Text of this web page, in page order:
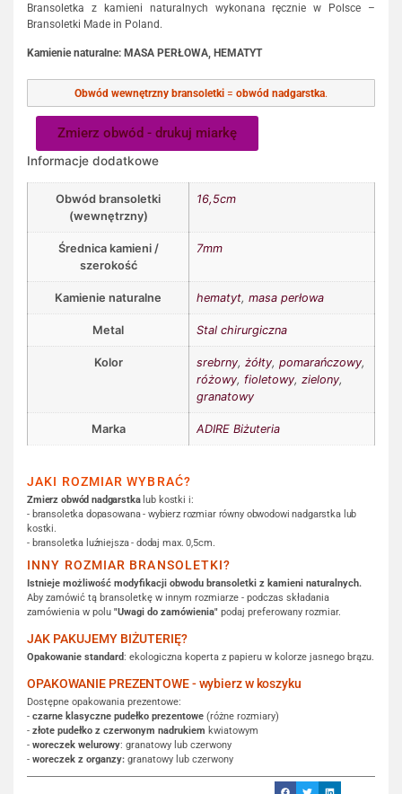
Bransoletka z kamieni naturalnych wykonana ręcznie w Polsce –
Bransoletki Made in Poland.
Kamienie naturalne: MASA PERŁOWA, HEMATYT
Obwód wewnętrzny bransoletki = obwód nadgarstka.
Zmierz obwód - drukuj miarkę
Informacje dodatkowe
Obwód bransoletki
(wewnętrzny)
16,5cm
Średnica kamieni /
szerokość
7mm
Kamienie naturalne hematyt, masa perłowa
Metal Stal chirurgiczna
Kolor srebrny, żółty, pomarańczowy,
różowy, fioletowy, zielony,
granatowy
Marka ADIRE Biżuteria
JAKI ROZMIAR WYBRAĆ?
Zmierz obwód nadgarstkalub kostki i:
- bransoletka dopasowana - wybierz rozmiar równy obwodowi nadgarstka lub
kostki.
- bransoletka luźniejsza - dodaj max. 0,5cm.
INNY ROZMIAR BRANSOLETKI?
Istnieje możliwość modyfikacji obwodu bransoletki z kamieni naturalnych.
Aby zamówić tą bransoletkę w innym rozmiarze - podczas składania
zamówienia w polu "Uwagi do zamówienia" podaj preferowany rozmiar.
JAK PAKUJEMY BIŻUTERIĘ?
Opakowanie standard: ekologiczna koperta z papieru w kolorze jasnego brązu.
OPAKOWANIE PREZENTOWE - wybierz w koszyku
Dostępne opakowania prezentowe:
- czarne klasyczne pudełko prezentowe (różne rozmiary)
- złote pudełko z czerwonym nadrukiem kwiatowym
- woreczek welurowy: granatowy lub czerwony
- woreczek z organzy: granatowy lub czerwony